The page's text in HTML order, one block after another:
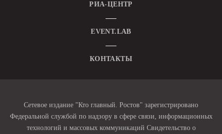
РИА-ЦЕНТР
EVENT.LAB
КОНТАКТЫ
Сетевое издание "Кто главный. Ростов" зарегистрировано
Федеральной службой по надзору в сфере связи, информационных
технологий и массовых коммуникаций Свидетельство о